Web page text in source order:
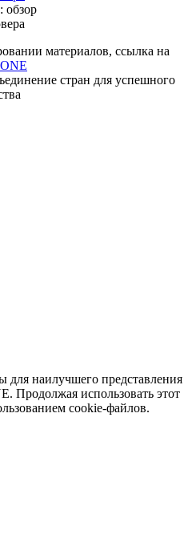
обзор
материалов, ссылка на
стран для успешного
наилучшего представления
Продолжая использовать этот
cookie-файлов.